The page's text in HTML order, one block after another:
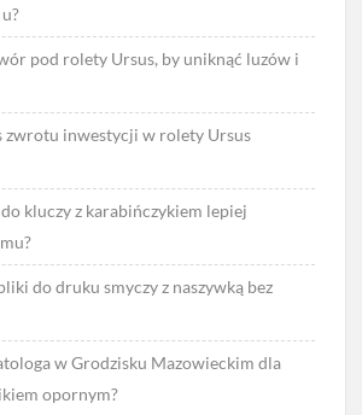
pod rolety Ursus, by uniknąć luzów i
zwrotu inwestycji w rolety Ursus
kluczy z karabińczykiem lepiej
do druku smyczy z naszywką bez
w Grodzisku Mazowieckim dla
opornym?